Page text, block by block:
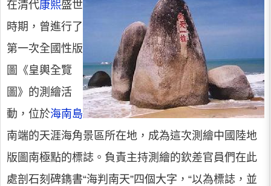
在清代康熙盛世
時期，曾進行了
第一次全國性版
圖《皇輿全覽
圖》的測繪活
動，位於海南島
南端的天涯海角景區所在地，成為這次測繪中國陸地
版圖南極點的標誌。負責主持測繪的欽差官員們在此
處剖石刻碑鐫書“海判南天”四個大字，“以為標誌，並